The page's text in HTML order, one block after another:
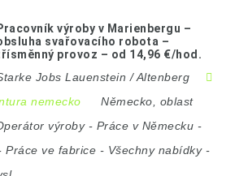
výroby v Marienbergu –
svařovacího robota –
provoz – od 14,96 €/hod.
Jobs Lauenstein / Altenberg
nemecko
Německo
oblast
výroby- Práce v Německu -
Práce ve fabrice - Všechny nabídky-